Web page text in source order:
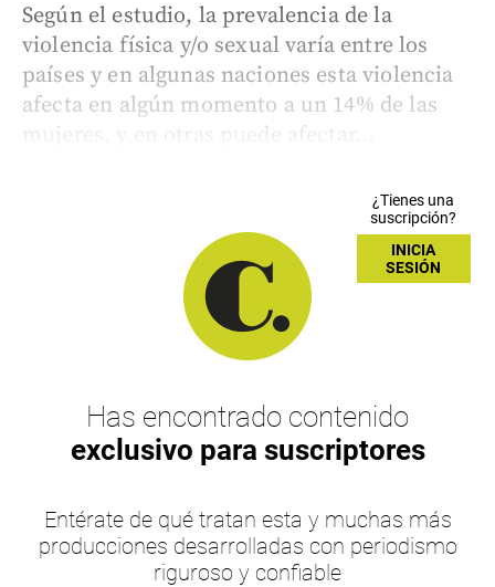
Según el estudio, la prevalencia de la
violencia física y/o sexual varía entre los
países y en algunas naciones esta violencia
afecta en algún momento a un 14% de las
mujeres, y en otras puede afectar...
¿Tienes una
suscripción?
INICIA
SESIÓN
Has encontrado contenido
exclusivo para suscriptores
Entérate de qué tratan esta y muchas más
producciones desarrolladas con periodismo
riguroso y confiable